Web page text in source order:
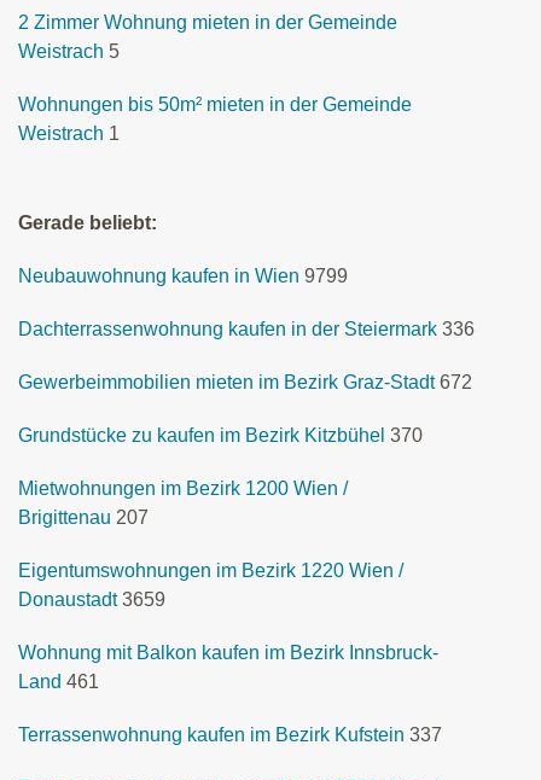
2 Zimmer Wohnung mieten in der Gemeinde
Weistrach 5
Wohnungen bis 50m² mieten in der Gemeinde
Weistrach 1
Gerade beliebt:
Neubauwohnung kaufen in Wien 9799
Dachterrassenwohnung kaufen in der Steiermark 336
Gewerbeimmobilien mieten im Bezirk Graz-Stadt 672
Grundstücke zu kaufen im Bezirk Kitzbühel 370
Mietwohnungen im Bezirk 1200 Wien /
Brigittenau 207
Eigentumswohnungen im Bezirk 1220 Wien /
Donaustadt 3659
Wohnung mit Balkon kaufen im Bezirk Innsbruck-
Land 461
Terrassenwohnung kaufen im Bezirk Kufstein 337